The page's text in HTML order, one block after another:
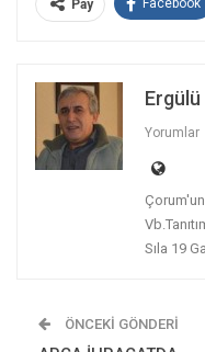
Pay
Yorumlar
Sıla 19
ÖNCEKI GÖNDERI